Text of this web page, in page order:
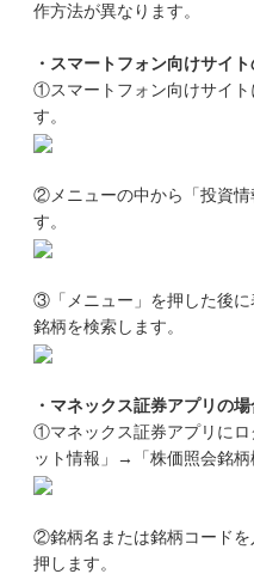
作方法が異なります。
・スマートフォン向けサイ
①スマートフォン向けサイト
す。
②メニューの中から「投資
す。
③「メニュー」を押した後
銘柄を検索します。
・マネックス証券アプリの場
①マネックス証券アプリに
ット情報」→「株価照会銘柄
②銘柄名または銘柄コードを
押します。